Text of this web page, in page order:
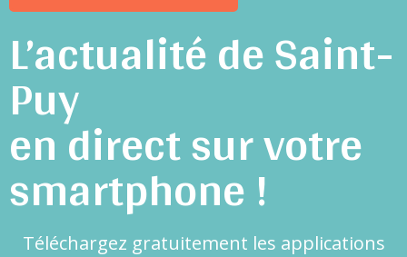
L’actualité de Saint-
Puy
en direct sur votre
smartphone !
Téléchargez gratuitement les applications